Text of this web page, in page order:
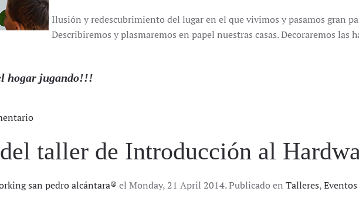
Ilusión y redescubrimiento del lugar en el que vivimos y pasamos gran
Describiremos y plasmaremos en papel nuestras casas. Decoraremos
hogar jugando!!!
taller de Introducción al
san pedro alcántara® el Monday, 21 April 2014. Publicado en Talleres,Eventos